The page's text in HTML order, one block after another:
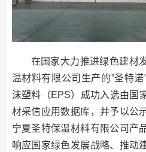
在国家大力推进绿色建材
温材料有限公司生产的”圣特
沫塑料（EPS）成功入选由国
材采信应用数据库，并予以公
宁夏圣特保温材料有限公司产
响应国家绿色发展战略、推动